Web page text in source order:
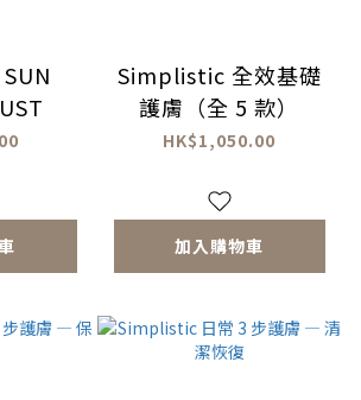
Simplistic 全效基礎
護膚（全 5 款）
HK$1,050.00
加入購物車